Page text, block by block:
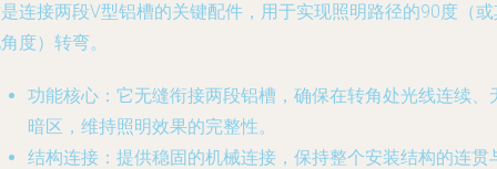
连接两段V型铝槽的关键配件，用于实现照明路径的90度（
度）转弯。
功能核心 ：它无缝衔接两段铝槽，确保在转角处光线连续、
暗区，维持照明效果的完整性。
结构连接 ：提供稳固的机械连接，保持整个安装结构的连贯